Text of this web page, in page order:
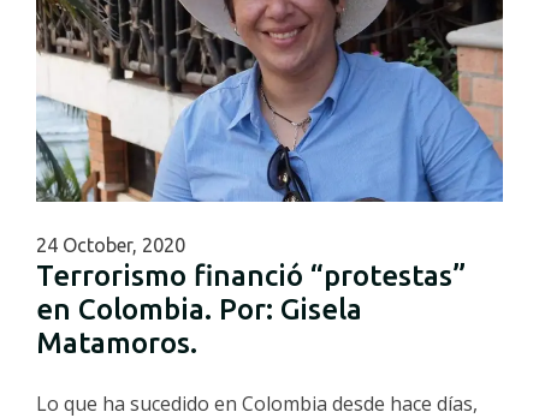
24 October, 2020
Terrorismo financió “protestas”
en Colombia. Por: Gisela
Matamoros.
Lo que ha sucedido en Colombia desde hace días,